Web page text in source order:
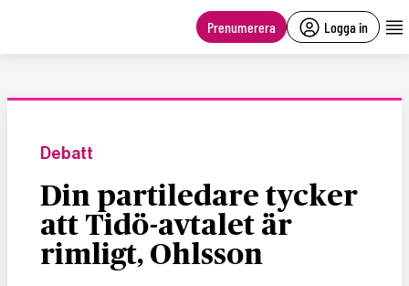
Prenumerera Logga in
Debatt
Din partiledare tycker
att Tidö-avtalet är
rimligt, Ohlsson